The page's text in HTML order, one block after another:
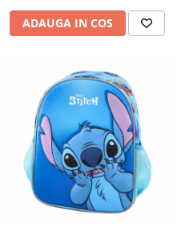
ADAUGA IN COS